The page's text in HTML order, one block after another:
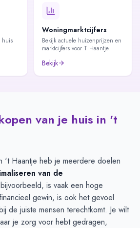
huis
Woningmarktcijfers
Bekijk actuele huizenprijzen en
marktcijfers voor T Haantje.
Bekijk
van je huis in 't
't Haantje heb je meerdere doelen
van de
bijvoorbeeld, is vaak een hoge
gewin, is ook het gevoel
de juiste mensen terechtkomt. Je wilt
je zorg voor hebt gedragen,